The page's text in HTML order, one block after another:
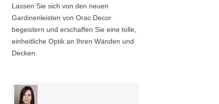
Lassen Sie sich von den neuen
Gardinenleisten von Orac Decor
begeistern und erschaffen Sie eine tolle,
einheitliche Optik an Ihren Wänden und
Decken.